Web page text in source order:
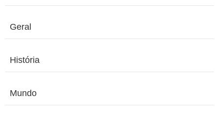
Geral
História
Mundo